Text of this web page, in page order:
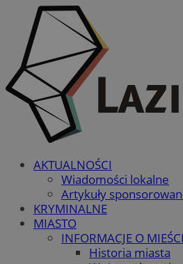
AKTUALNOŚCI
Wiadomości lokalne
Artykuły
KRYMINALNE
MIASTO
INFORMACJE O
Historia miasta